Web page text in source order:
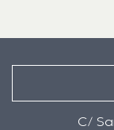
C/